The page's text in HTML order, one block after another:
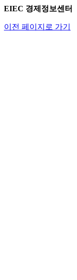
EIEC 경제정보센터
이전 페이지로 가기